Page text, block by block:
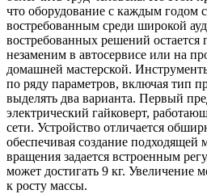
что оборудование с каждым годом
востребованным среди широкой
востребованных решений остается
незаменим в автосервисе или на
домашней мастерской.
по ряду параметров, включая тип
выделять два варианта. Первый
электрический гайковерт,
сети. Устройство отличается
обеспечивая создание подходящей
вращения задается встроенным
может достигать 9 кг. Увеличение
к росту массы.